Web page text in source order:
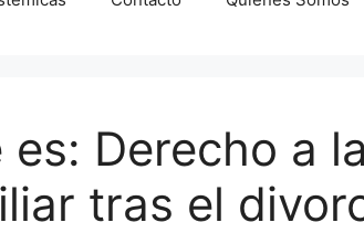
es: Derecho a
tras el